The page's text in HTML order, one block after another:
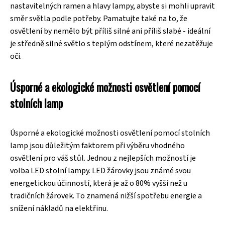
nastavitelných ramen a hlavy lampy, abyste si mohli upravit
směr světla podle potřeby. Pamatujte také na to, že
osvětlení by nemělo být příliš silné ani příliš slabé - ideální
je středně silné světlo s teplým odstínem, které nezatěžuje
oči.
Úsporné a ekologické možnosti osvětlení pomocí
stolních lamp
Úsporné a ekologické možnosti osvětlení pomocí stolních
lamp jsou důležitým faktorem při výběru vhodného
osvětlení pro váš stůl. Jednou z nejlepších možností je
volba LED stolní lampy. LED žárovky jsou známé svou
energetickou účinností, která je až o 80% vyšší než u
tradičních žárovek. To znamená nižší spotřebu energie a
snížení nákladů na elektřinu.